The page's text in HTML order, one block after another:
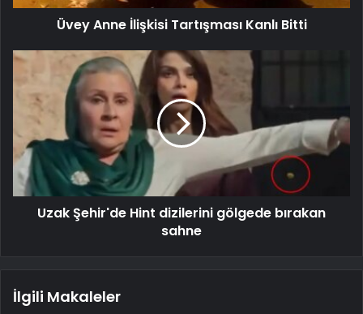
Üvey Anne İlişkisi Tartışması Kanlı Bitti
Uzak Şehir'de Hint dizilerini gölgede bırakan
sahne
İlgili Makaleler